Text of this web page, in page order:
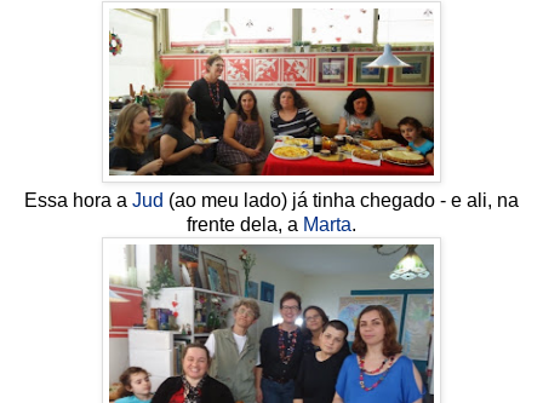
Essa hora a Jud (ao meu lado) já tinha chegado - e ali, na
frente dela, a Marta.